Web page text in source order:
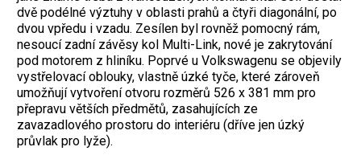
dvě podélné výztuhy v oblasti prahů a čtyři diagonální, po
dvou vpředu i vzadu. Zesílen byl rovněž pomocný rám,
nesoucí zadní závěsy kol Multi-Link, nové je zakrytování
pod motorem z hliníku. Poprvé u Volkswagenu se objevily
vystřelovací oblouky, vlastně úzké tyče, které zároveň
umožňují vytvoření otvoru rozměrů 526 x 381 mm pro
přepravu větších předmětů, zasahujících ze
zavazadlového prostoru do interiéru (dříve jen úzký
průvlak pro lyže).